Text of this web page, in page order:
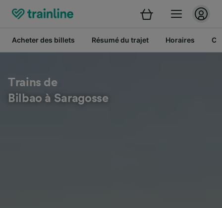
Acheter des billets Résumé du trajet Horaires
Trains de
Bilbao à Saragosse